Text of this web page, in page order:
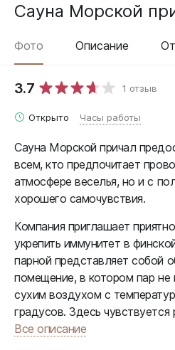
Сауна Морской
Фото Описание
3.7 1 отзыв
Часы работы
Открыто
Сауна Морской причал
всем, кто предпочитает
атмосфере веселья, но и с
хорошего самочувствия.
Компания приглашает
укрепить иммунитет в
парной представляет собой
помещение, в котором пар не
сухим воздухом с
градусов. Здесь
Все описание